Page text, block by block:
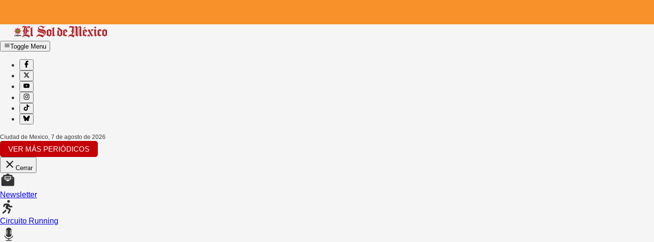
Toggle Menu
Ciudad de Mexico, 7 de agosto de 2026
VER MÁS PERIÓDICOS
Cerrar
Newsletter
Circuito Running